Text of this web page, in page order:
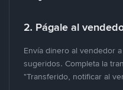
2. Págale al
Envía dinero al vendedor
sugeridos. Completa la
"Transferido, notificar al